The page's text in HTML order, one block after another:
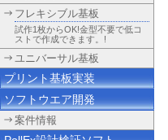
フレキシブル基板
試作1枚からOK!金型不要で低コ
ストで作成できます。!
ユニバーサル基板
プリント基板実装
ソフトウエア開発
案件情報